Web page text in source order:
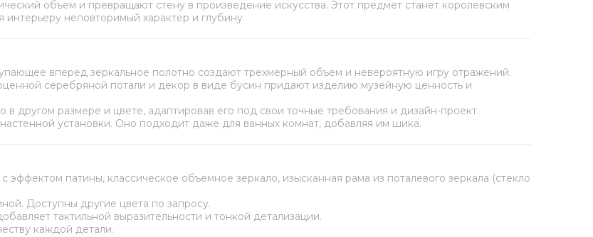
объем и превращают стену в произведение искусства. Этот предмет станет королевским
неповторимый характер и глубину.
вперед зеркальное полотно создают трехмерный объем и невероятную игру отражений.
серебряной потали и декор в виде бусин придают изделию музейную ценность и
в другом размере и цвете, адаптировав его под свои точные требования и дизайн-проект.
установки. Оно подходит даже для ванных комнат, добавляя им шика.
патины, классическое объемное зеркало, изысканная рама из поталевого зеркала (стекло
Доступны другие цвета по запросу.
тактильной выразительности и тонкой детализации.
каждой детали.